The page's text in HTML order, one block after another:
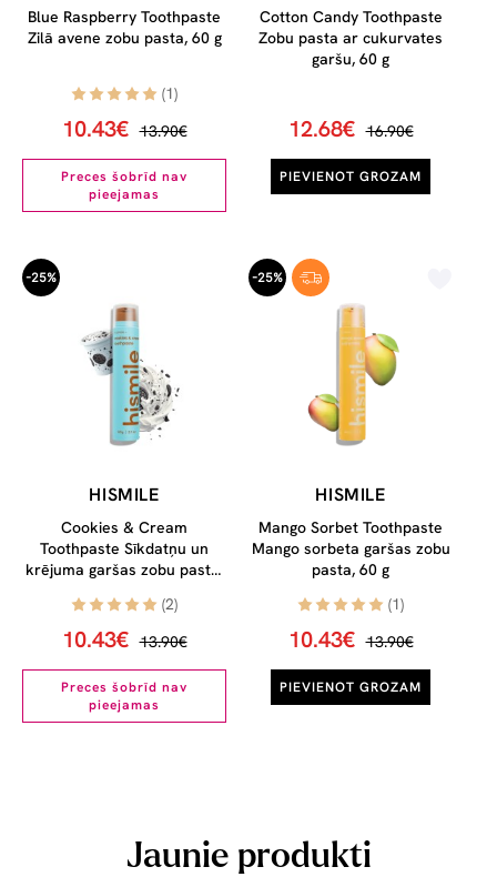
Blue Raspberry Toothpaste
Zilā avene zobu pasta, 60 g
(1)
10.43€ 13.90€
Preces šobrīd nav
pieejamas
Cotton Candy Toothpaste
Zobu pasta ar cukurvates
garšu, 60 g
12.68€ 16.90€
PIEVIENOT GROZAM
-25%
HISMILE
Cookies & Cream
Toothpaste Sīkdatņu un
krējuma garšas zobu pasta,
(2)
10.43€ 13.90€
Preces šobrīd nav
pieejamas
-25%
HISMILE
Mango Sorbet Toothpaste
Mango sorbeta garšas zobu
pasta, 60 g
(1)
10.43€ 13.90€
PIEVIENOT GROZAM
Jaunie produkti